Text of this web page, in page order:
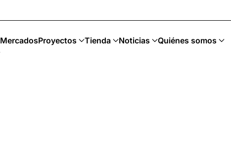
MercadosProyectos Tienda Noticias Quiénes somos